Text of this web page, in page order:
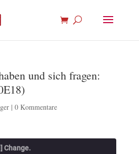
und sich fragen:
| 0 Kommentare
Change.